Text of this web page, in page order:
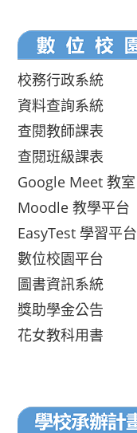
校務行政系統
資料查詢系統
查閱教師課表
查閱班級課表
Google Meet 教室
Moodle 教學平台
EasyTest 學習平台
數位校園平台
圖書資訊系統
獎助學金公告
花女教科用書